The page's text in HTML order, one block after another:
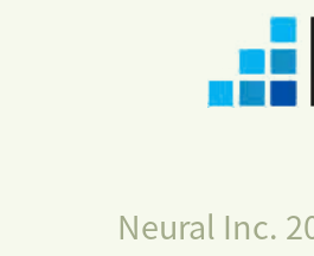
Neural Inc.